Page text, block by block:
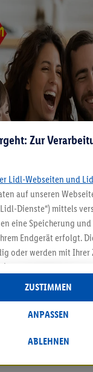
zum Newsletter
Gutschein sichern!
Zur
Lidl-Webseiten und
auf unseren
Dienste“) mittels
eine Speicherung
Endgerät erfolgt.
oder werden mit Ihrer
mit dem
oder für personalisierte
für personalisierte
von Werbung
ABLEHNEN
ANPASSEN
ZUSTIMMEN